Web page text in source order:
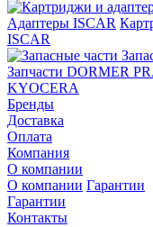
Адаптеры ISCAR
ISCAR
Запчасти DORMER
KYOCERA
Бренды
Доставка
Оплата
Компания
О компании
О компании Гарантии
Гарантии
Контакты